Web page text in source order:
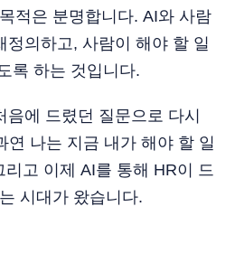
적은 분명합니다. AI와 사람
정의하고, 사람이 해야 할 일
록 하는 것입니다.
음에 드렸던 질문으로 다시
연 나는 지금 내가 해야 할 일
리고 이제 AI를 통해 HR이 드
시대가 왔습니다.